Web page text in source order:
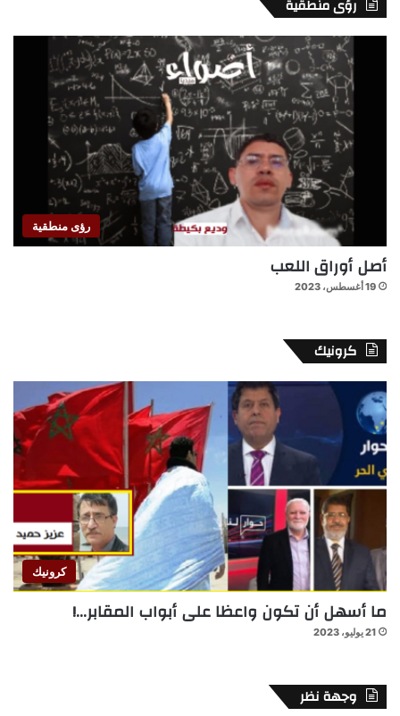
رؤى منطقية
رؤى منطقية
أصل أوراق اللعب
19 أغسطس، 2023
كرونيك
كرونيك
ما أسهل أن تكون واعظا على أبواب المقابر…!
21 يوليو، 2023
وجهة نظر